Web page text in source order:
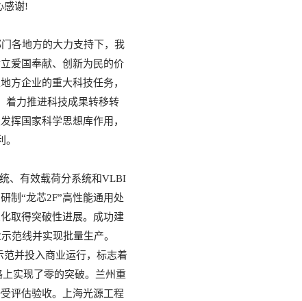
感谢!
各地方的大力支持下，我
爱国奉献、创新为民的价
方企业的重大科技任务，
着力推进科技成果转移转
挥国家科学思想库作用，
、有效载荷分系统和VLBI
制“龙芯2F”高性能通用处
取得突破性进展。成功建
范线并实现批量生产。
并投入商业运行，标志着
实现了零的突破。兰州重
评估验收。上海光源工程